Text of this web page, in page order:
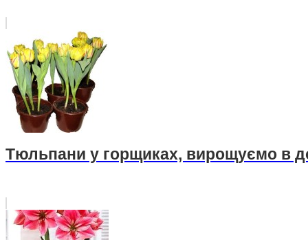
Тюльпани у горщиках, вирощуємо в